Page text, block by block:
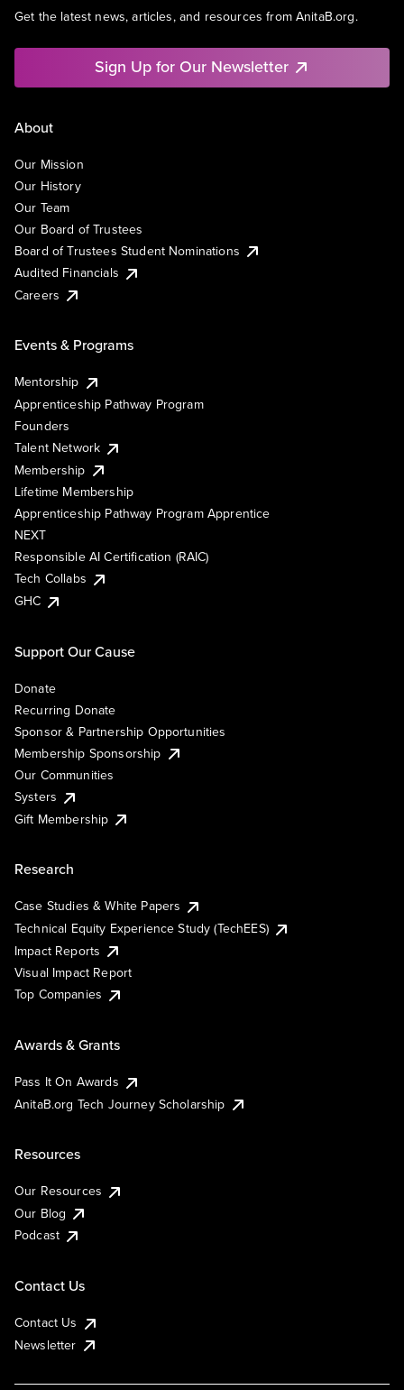
Get the latest news, articles, and resources from AnitaB.org.
Sign Up for Our Newsletter
About
Our Mission
Our History
Our Team
Our Board of Trustees
Board of Trustees Student Nominations
Audited Financials
Careers
Events & Programs
Mentorship
Apprenticeship Pathway Program
Founders
Talent Network
Membership
Lifetime Membership
Apprenticeship Pathway Program Apprentice
NEXT
Responsible AI Certification (RAIC)
Tech Collabs
GHC
Support Our Cause
Donate
Recurring Donate
Sponsor & Partnership Opportunities
Membership Sponsorship
Our Communities
Systers
Gift Membership
Research
Case Studies & White Papers
Technical Equity Experience Study (TechEES)
Impact Reports
Visual Impact Report
Top Companies
Awards & Grants
Pass It On Awards
AnitaB.org Tech Journey Scholarship
Resources
Our Resources
Our Blog
Podcast
Contact Us
Contact Us
Newsletter